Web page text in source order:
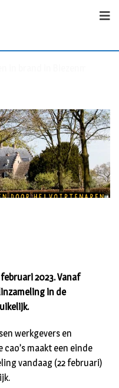
februari 2023. Vanaf
in de
werkgevers en
maakt een einde
vandaag (22 februari)